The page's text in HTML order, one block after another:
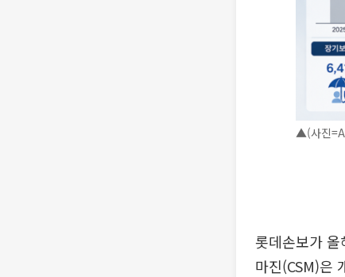
▲(사진
롯데손보가
마진(CSM)은